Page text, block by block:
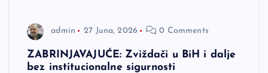
admin 27 Juna, 2026 0 Comments
ZABRINJAVAJUĆE: Zviždači u BiH i dalje
bez institucionalne sigurnosti